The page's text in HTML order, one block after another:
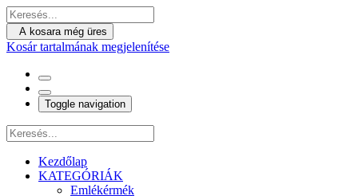
A kosara még üres
Kosár tartalmának megjelenítése
Toggle navigation
Kezdőlap
KATEGÓRIÁK
Emlékérmék